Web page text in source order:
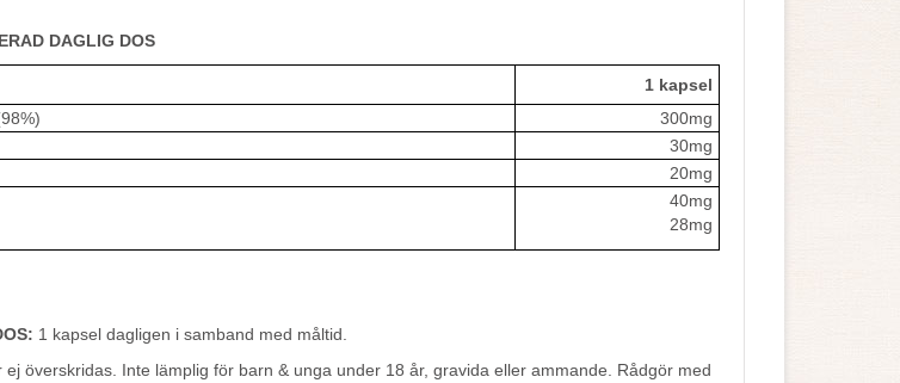
DAGLIG DOS
1 kapsel
300mg
30mg
20mg
40mg
28mg
1 kapsel dagligen i samband med måltid.
överskridas. Inte lämplig för barn & unga under 18 år, gravida eller ammande. Rådgör med